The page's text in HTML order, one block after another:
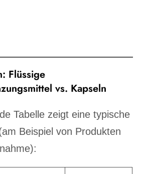
Flüssige
vs. Kapseln
Tabelle zeigt eine typische
Beispiel von Produkten